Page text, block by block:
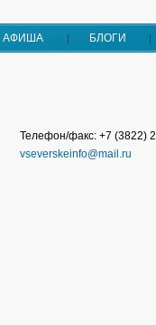
АФИША БЛОГИ
Телефон/факс: +7 (3822)
vseverskeinfo@mail.ru